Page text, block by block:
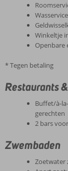
Winkeltje
Openbare
* Tegen betaling
Restaurants
Buffet/à-
gerechten
2 bars
Zwembaden
Zoetwater